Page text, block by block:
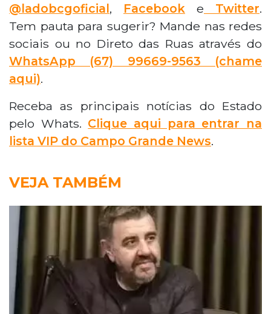
@ladobcgoficial, Facebook e Twitter.
Tem pauta para sugerir? Mande nas redes
sociais ou no Direto das Ruas através do
WhatsApp (67) 99669-9563 (chame
aqui).
Receba as principais notícias do Estado
pelo Whats. Clique aqui para entrar na
lista VIP do Campo Grande News.
VEJA TAMBÉM